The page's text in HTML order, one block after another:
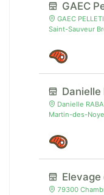
GAEC
GAEC
Saint-Sauveur
Danielle
Danielle
Martin-des-
79300